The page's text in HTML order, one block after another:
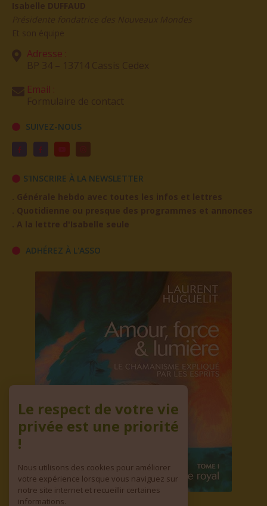
Adresse :
Email :
SUIVEZ-NOUS
S'INSCRIRE À LA NEWSLETTER
ADHÉREZ À L'ASSO
Le respect de votre vie
privée est une priorité
!
Nous utilisons des cookies pour améliorer
votre expérience lorsque vous naviguez sur
notre site internet et recueillir certaines
informations.